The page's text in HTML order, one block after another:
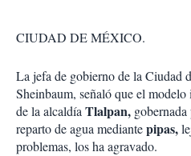
CIUDAD DE MÉXICO.
La jefa de gobierno de la Ciudad
Sheinbaum, señaló que el
de la alcaldíaTlalpan,
reparto de agua mediantepipas,
problemas, los ha agravado.